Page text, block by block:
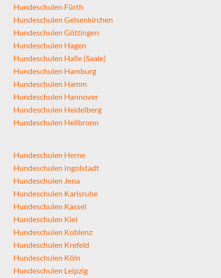
Hundeschulen Fürth
Hundeschulen Gelsenkirchen
Hundeschulen Göttingen
Hundeschulen Hagen
Hundeschulen Halle (Saale)
Hundeschulen Hamburg
Hundeschulen Hamm
Hundeschulen Hannover
Hundeschulen Heidelberg
Hundeschulen Heilbronn
Hundeschulen Herne
Hundeschulen Ingolstadt
Hundeschulen Jena
Hundeschulen Karlsruhe
Hundeschulen Kassel
Hundeschulen Kiel
Hundeschulen Koblenz
Hundeschulen Krefeld
Hundeschulen Köln
Hundeschulen Leipzig